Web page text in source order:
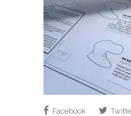
Facebook